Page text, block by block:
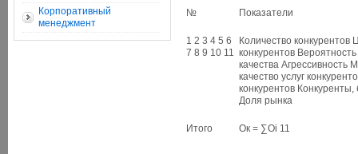
Корпоративный
менеджмент
№ Показатели
1 2 3 4 5 6
7 8 9 10 11
Количество
конкурентов
качества Агрессивность
качество услуг
конкурентов
Доля рынка
Итого Ок = ∑Оi 11